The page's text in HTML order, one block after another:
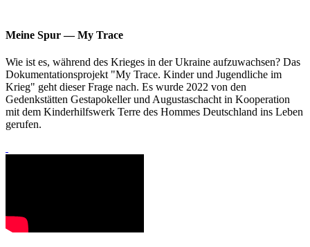
Meine Spur — My Trace
Wie ist es, während des Krieges in der Ukraine aufzuwachsen? Das
Dokumentationsprojekt "My Trace. Kinder und Jugendliche im
Krieg" geht dieser Frage nach. Es wurde 2022 von den
Gedenkstätten Gestapokeller und Augustaschacht in Kooperation
mit dem Kinderhilfswerk Terre des Hommes Deutschland ins Leben
gerufen.